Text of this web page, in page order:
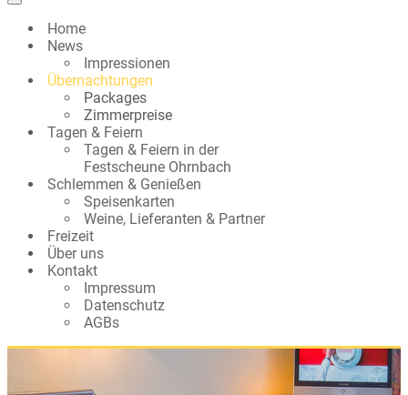
Navigationsmenü
Home
News
Impressionen
Übernachtungen
Packages
Zimmerpreise
Tagen & Feiern
Tagen & Feiern in der
Festscheune Ohrnbach
Schlemmen & Genießen
Speisenkarten
Weine, Lieferanten & Partner
Freizeit
Über uns
Kontakt
Impressum
Datenschutz
AGBs